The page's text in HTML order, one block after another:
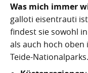
Was mich immer
galloti eisentrauti
findest sie sowohl
als auch hoch oben
Teide-Nationalparks.